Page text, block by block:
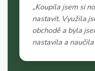
„Koupila jsem si
nastavit. Využila
obchodě a byla
nastavila a